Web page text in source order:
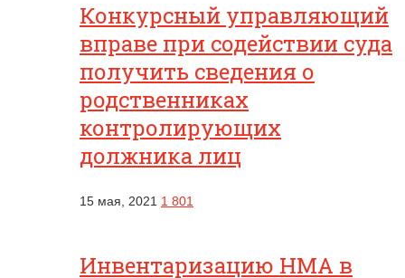
Конкурсный управляющий
вправе при содействии суда
получить сведения о
родственниках
контролирующих
должника лиц
15 мая, 2021 1 801
Инвентаризацию НМА в